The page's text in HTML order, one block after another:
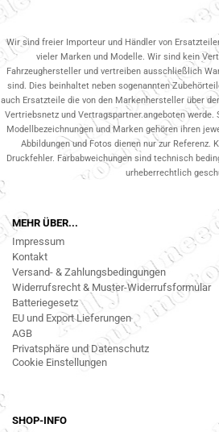
Wir sind freier Importeur und Händler von
vieler Marken und Modelle. Wir sind kein
Fahrzeughersteller und vertreiben ausschließlich
sind. Dies beinhaltet neben sogenannten
auch Ersatzteile die von den Markenhersteller über
Vertriebsnetz und Vertragspartner.angeboten
Modellbezeichnungen und Marken gehören ihren
Abbildungen und Fotos dienen nur zur Referenz.
Druckfehler. Farbabweichungen sind technisch
urheberrechtlich
MEHR ÜBER...
Impressum
Kontakt
Versand- & Zahlungsbedingungen
Widerrufsrecht & Muster-Widerrufsformular
Batteriegesetz
EU und Export Lieferungen
AGB
Privatsphäre und Datenschutz
Cookie Einstellungen
SHOP-INFO